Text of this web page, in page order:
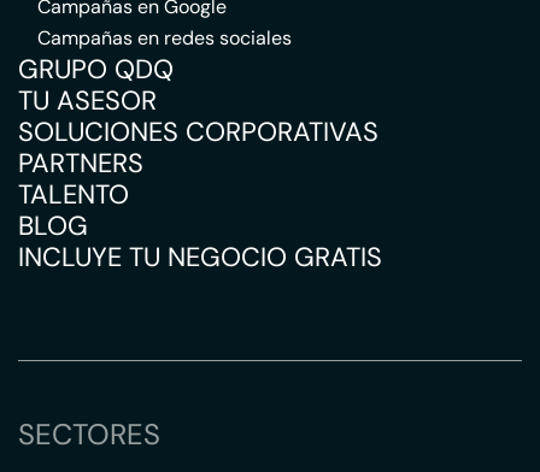
Campañas en Google
Campañas en redes sociales
GRUPO QDQ
TU ASESOR
SOLUCIONES CORPORATIVAS
PARTNERS
TALENTO
BLOG
INCLUYE TU NEGOCIO GRATIS
SECTORES